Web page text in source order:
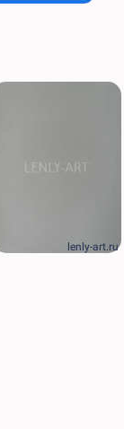
lenly-art.ru